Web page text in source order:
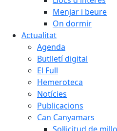
Menjar i beure
On dormir
Actualitat
Agenda
Butlletí digital
El Full
Hemeroteca
Notícies
Publicacions
Can Canyamars